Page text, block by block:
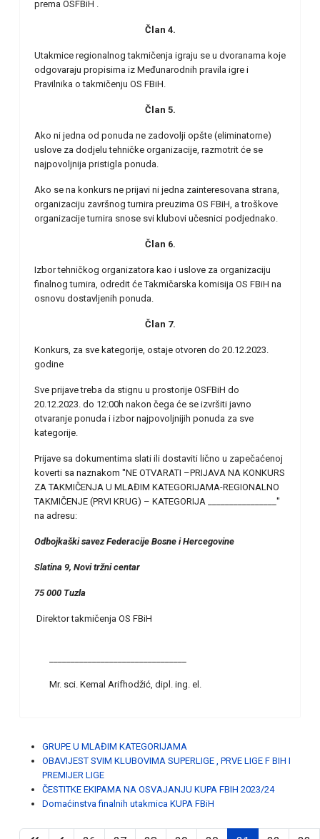
prema OSFBiH .
Član 4.
Utakmice regionalnog takmičenja igraju se u dvoranama koje
odgovaraju propisima iz Međunarodnih pravila igre i
Pravilnika o takmičenju OS FBiH.
Član 5.
Ako ni jedna od ponuda ne zadovolji opšte (eliminatorne)
uslove za dodjelu tehničke organizacije, razmotrit će se
najpovoljnija pristigla ponuda.
Ako se na konkurs ne prijavi ni jedna zainteresovana strana,
organizaciju završnog turnira preuzima OS FBiH, a troškove
organizacije turnira snose svi klubovi učesnici podjednako.
Član 6.
Izbor tehničkog organizatora kao i uslove za organizaciju
finalnog turnira, odredit će Takmičarska komisija OS FBiH na
osnovu dostavljenih ponuda.
Član 7.
Konkurs, za sve kategorije, ostaje otvoren do 20.12.2023.
godine
Sve prijave treba da stignu u prostorije OSFBiH do
20.12.2023. do 12:00h nakon čega će se izvršiti javno
otvaranje ponuda i izbor najpovoljnijih ponuda za sve
kategorije.
Prijave sa dokumentima slati ili dostaviti lično u zapečaćenoj
koverti sa naznakom ''NE OTVARATI –PRIJAVA NA KONKURS
ZA TAKMIČENJA U MLAĐIM KATEGORIJAMA-REGIONALNO
TAKMIČENJE (PRVI KRUG) – KATEGORIJA ________________''
na adresu:
Odbojkaški savez Federacije Bosne i Hercegovine
Slatina 9, Novi tržni centar
75 000 Tuzla
Direktor takmičenja OS FBiH
Mr. sci. Kemal Arifhodžić, dipl. ing. el.
GRUPE U MLAĐIM KATEGORIJAMA
OBAVIJEST SVIM KLUBOVIMA SUPERLIGE , PRVE LIGE F BIH I
PREMIJER LIGE
ČESTITKE EKIPAMA NA OSVAJANJU KUPA FBIH 2023/24
Domaćinstva finalnih utakmica KUPA FBiH